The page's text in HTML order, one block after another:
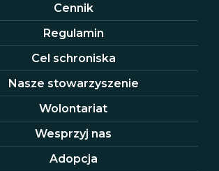
Cennik
Regulamin
Cel schroniska
Nasze stowarzyszenie
Wolontariat
Wesprzyj nas
Adopcja